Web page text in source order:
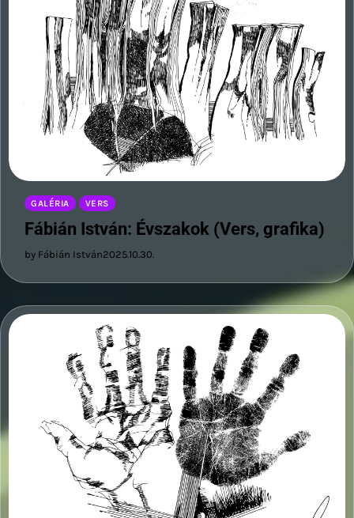
GALÉRIA VERS
Fábián István: Évszakok (Vers, grafika)
by Fábián István2025.10.30.